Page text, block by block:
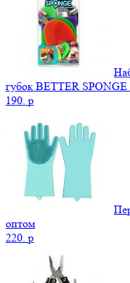
губок BETTER
190. p
оптом
220. p